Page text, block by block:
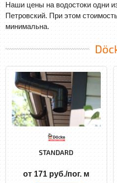
Наши цены на водостоки одни
Петровский. При этом
минимальна.
STANDARD
от 171 руб./пог. м